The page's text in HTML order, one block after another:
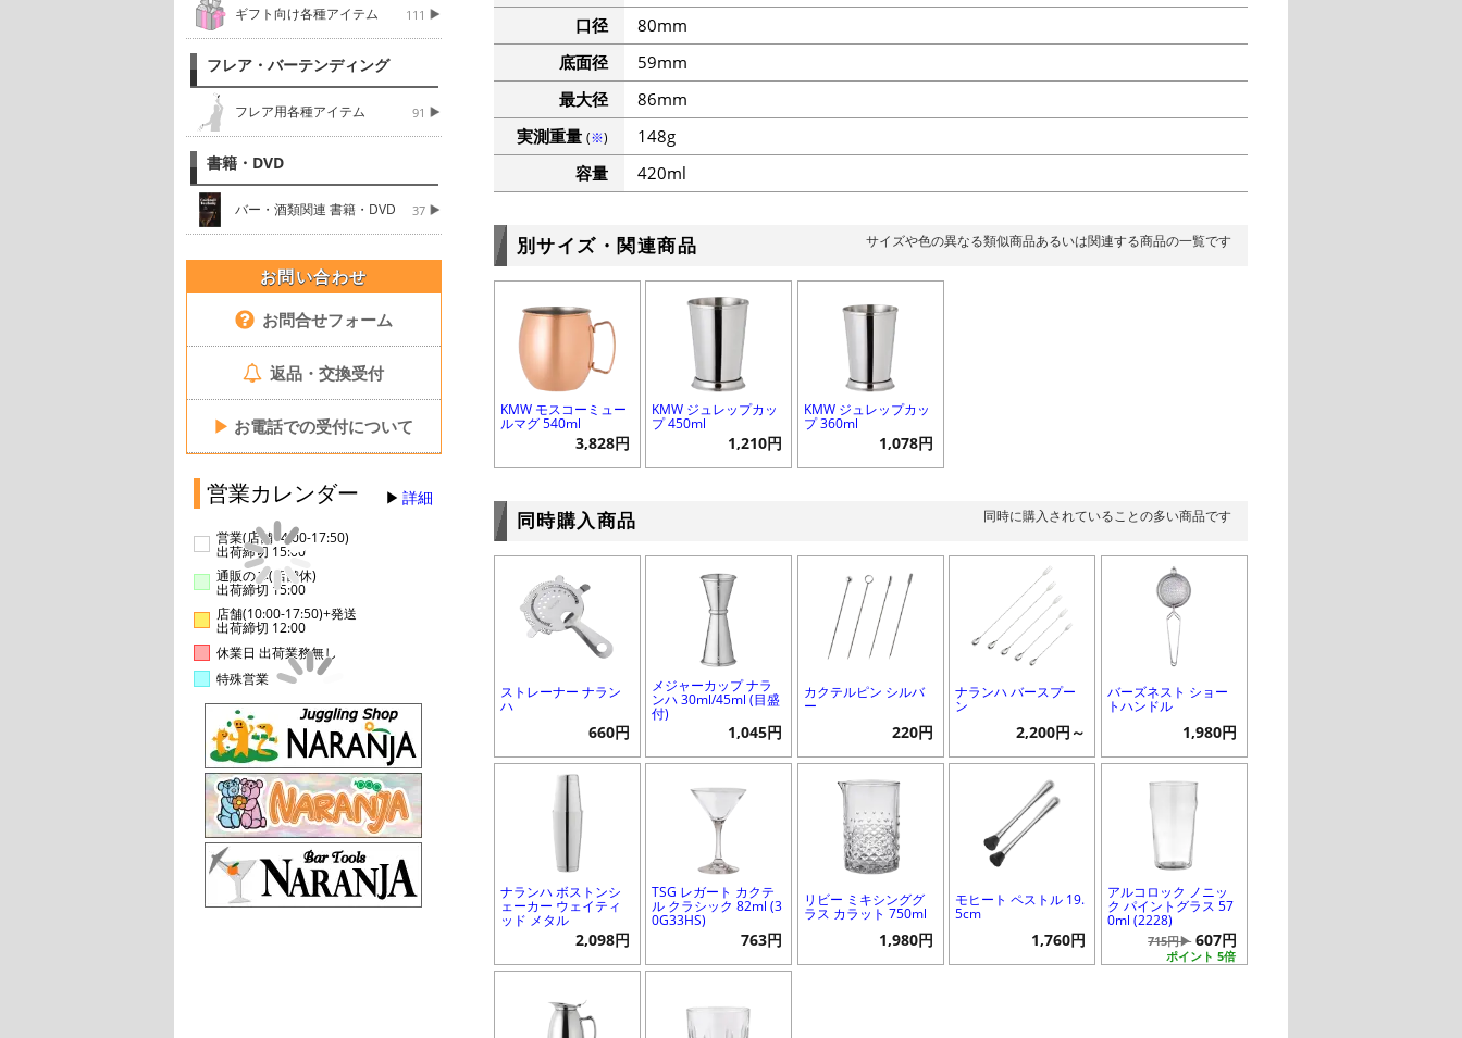
ギフト向け各種アイテム 111
フレア・バーテンディング
フレア用各種アイテム 91
書籍・DVD
バー・酒類関連 書籍・DVD 37
お問い合わせ
お問合せフォーム
返品・交換受付
▶ お電話での受付について
営業カレンダー 詳細
営業(店舗14:00-17:50)
出荷締切 15:00
通販のみ(店舗休)
出荷締切 15:00
店舗(10:00-17:50)+発送
出荷締切 12:00
休業日 出荷業務無し
特殊営業
口径
80mm
底面径
59mm
最大径
86mm
実測重量 (※)
148g
容量
420ml
別サイズ・関連商品 サイズや色の異なる類似商品あるいは関連する商品の一覧です
KMW モスコーミュー
ルマグ 540ml
3,828円
KMW ジュレップカッ
プ 450ml
1,210円
KMW ジュレップカッ
プ 360ml
1,078円
同時購入商品 同時に購入されていることの多い商品です
ストレーナー ナラン
ハ
660円
メジャーカップ ナラ
ンハ 30ml/45ml (目盛
付)
1,045円
カクテルピン シルバ
ー
220円
ナランハ バースプー
ン
2,200円～
バーズネスト ショー
トハンドル
1,980円
ナランハ ボストンシ
ェーカー ウェイティ
ッド メタル
2,098円
TSG レガート カクテ
ル クラシック 82ml (3
0G33HS)
763円
リビー ミキシンググ
ラス カラット 750ml
1,980円
モヒート ペストル 19.
5cm
1,760円
アルコロック ノニッ
ク パイントグラス 57
0ml (2228)
ポイント 5倍
715円▶ 607円